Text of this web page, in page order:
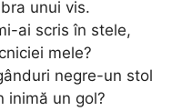
unui vis.
ai scris în stele,
mele?
negre-un stol
inimă un gol?